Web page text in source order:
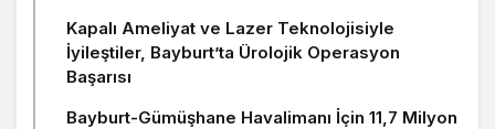
Kapalı Ameliyat ve Lazer Teknolojisiyle
İyileştiler, Bayburt’ta Ürolojik Operasyon
Başarısı
Bayburt-Gümüşhane Havalimanı İçin 11,7 Milyon